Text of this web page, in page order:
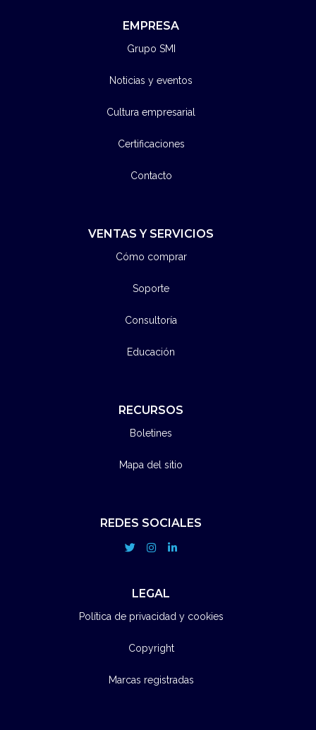
EMPRESA
Grupo SMI
Noticias y eventos
Cultura empresarial
Certificaciones
Contacto
VENTAS Y SERVICIOS
Cómo comprar
Soporte
Consultoría
Educación
RECURSOS
Boletines
Mapa del sitio
REDES SOCIALES
LEGAL
Política de privacidad y cookies
Copyright
Marcas registradas